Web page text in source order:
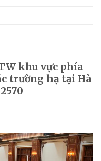
khu vực phía
trường hạ tại Hà